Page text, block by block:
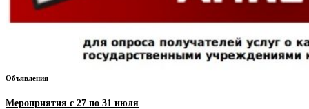
Объявления
Мероприятия с 27 по 31 июля